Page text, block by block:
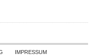
contentIMPRESSUM